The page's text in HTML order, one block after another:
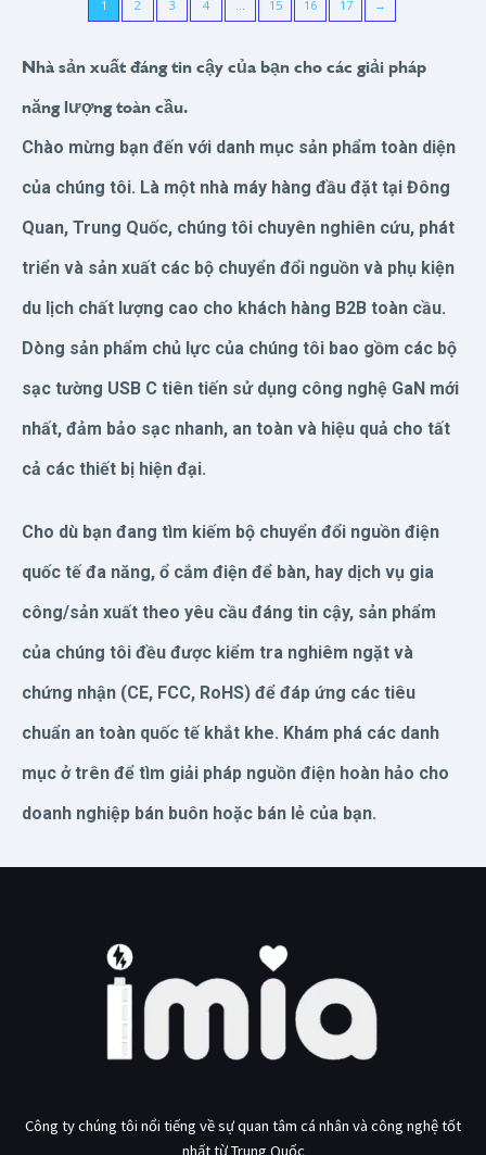
1 2 3 4 … 15 16 17 →
Nhà sản xuất đáng tin cậy của bạn cho các giải pháp
năng lượng toàn cầu.
Chào mừng bạn đến với danh mục sản phẩm toàn diện
của chúng tôi. Là một nhà máy hàng đầu đặt tại Đông
Quan, Trung Quốc, chúng tôi chuyên nghiên cứu, phát
triển và sản xuất các bộ chuyển đổi nguồn và phụ kiện
du lịch chất lượng cao cho khách hàng B2B toàn cầu.
Dòng sản phẩm chủ lực của chúng tôi bao gồm các bộ
sạc tường USB C tiên tiến sử dụng công nghệ GaN mới
nhất, đảm bảo sạc nhanh, an toàn và hiệu quả cho tất
cả các thiết bị hiện đại.
Cho dù bạn đang tìm kiếm bộ chuyển đổi nguồn điện
quốc tế đa năng, ổ cắm điện để bàn, hay dịch vụ gia
công/sản xuất theo yêu cầu đáng tin cậy, sản phẩm
của chúng tôi đều được kiểm tra nghiêm ngặt và
chứng nhận (CE, FCC, RoHS) để đáp ứng các tiêu
chuẩn an toàn quốc tế khắt khe. Khám phá các danh
mục ở trên để tìm giải pháp nguồn điện hoàn hảo cho
doanh nghiệp bán buôn hoặc bán lẻ của bạn.
Công ty chúng tôi nổi tiếng về sự quan tâm cá nhân và công nghệ tốt
nhất từ Trung Quốc